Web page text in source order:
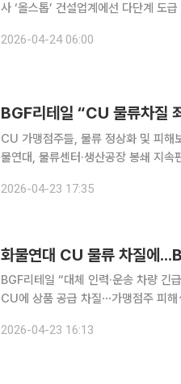
사 ‘올스톱’ 건설업계에선 다단계 도급 구조와 간접고용 비중이 높은 산업 특성을 고려할 때 노란봉
가 분산될 경우 동일 현장에서 복수
2026-04-24 06:00
CU 가맹점주들, 물류 정상화 및 피해
물연대, 물류센터·생산공장 봉쇄 지속편
BGF리테일이 가맹점주들에게 공식
2026-04-23 17:35
BGF리테일 “대체 인력·운송 차량 긴
CU에 상품 공급 차질⋯가맹점주 피
현실화되자, BGF리테일이 가맹점주
2026-04-23 16:13